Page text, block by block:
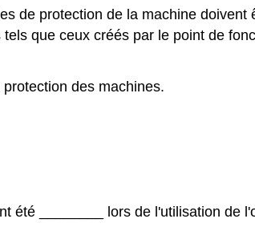
de protection de la machine
que ceux créés par le point de
des machines.
été
lors de l'utilisation de